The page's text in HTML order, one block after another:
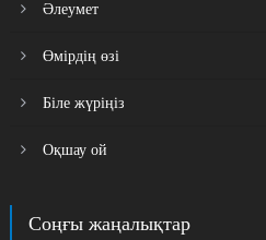
Әлеумет
Өмірдің өзі
Біле жүріңіз
Оқшау ой
Соңғы жаңалықтар